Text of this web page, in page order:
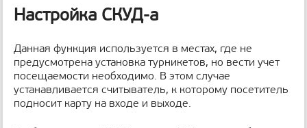
н
н
е
с
т
р
а
н
Настройка СКУД-а
Данная функция используется в местах, где не
предусмотрена установка турникетов, но вести учет
посещаемости необходимо. В этом случае
устанавливается считыватель, к которому посетитель
подносит карту на входе и выходе.